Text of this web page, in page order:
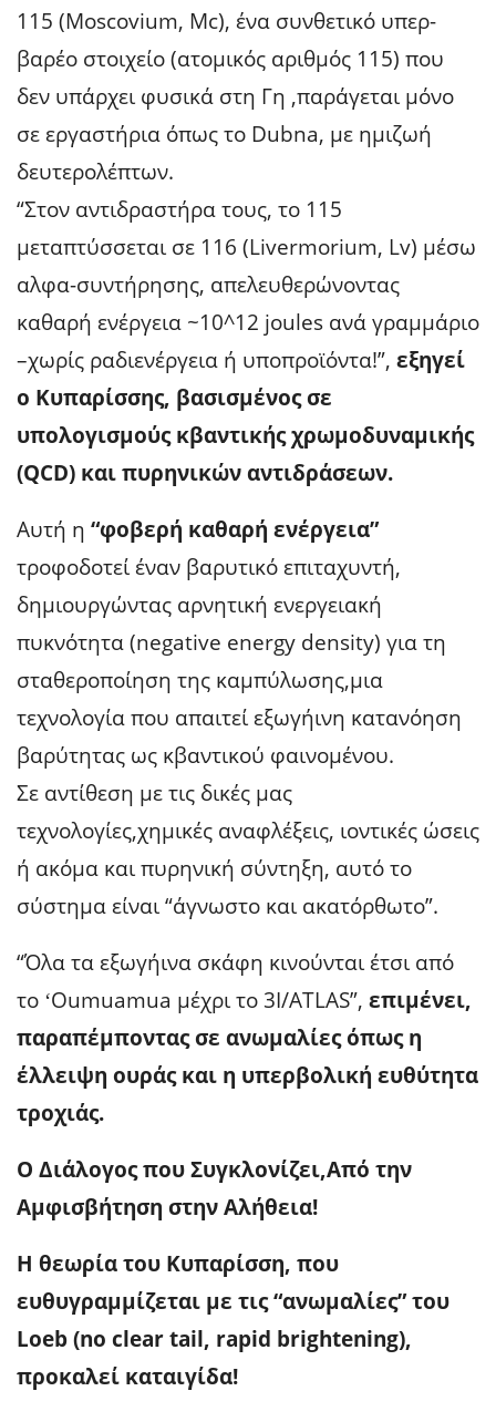
115 (Moscovium, Mc), ένα συνθετικό υπερ-
βαρέο στοιχείο (ατομικός αριθμός 115) που
δεν υπάρχει φυσικά στη Γη ,παράγεται μόνο
σε εργαστήρια όπως το Dubna, με ημιζωή
δευτερολέπτων.
“Στον αντιδραστήρα τους, το 115
μεταπτύσσεται σε 116 (Livermorium, Lv) μέσω
αλφα-συντήρησης, απελευθερώνοντας
καθαρή ενέργεια ~10^12 joules ανά γραμμάριο
–χωρίς ραδιενέργεια ή υποπροϊόντα!”, εξηγεί
ο Κυπαρίσσης, βασισμένος σε
υπολογισμούς κβαντικής χρωμοδυναμικής
(QCD) και πυρηνικών αντιδράσεων.
Αυτή η “φοβερή καθαρή ενέργεια”
τροφοδοτεί έναν βαρυτικό επιταχυντή,
δημιουργώντας αρνητική ενεργειακή
πυκνότητα (negative energy density) για τη
σταθεροποίηση της καμπύλωσης,μια
τεχνολογία που απαιτεί εξωγήινη κατανόηση
βαρύτητας ως κβαντικού φαινομένου.
Σε αντίθεση με τις δικές μας
τεχνολογίες,χημικές αναφλέξεις, ιοντικές ώσεις
ή ακόμα και πυρηνική σύντηξη, αυτό το
σύστημα είναι “άγνωστο και ακατόρθωτο”.
“Όλα τα εξωγήινα σκάφη κινούνται έτσι από
το ʻOumuamua μέχρι το 3I/ATLAS”, επιμένει,
παραπέμποντας σε ανωμαλίες όπως η
έλλειψη ουράς και η υπερβολική ευθύτητα
τροχιάς.
Ο Διάλογος που Συγκλονίζει,Από την
Αμφισβήτηση στην Αλήθεια!
Η θεωρία του Κυπαρίσση, που
ευθυγραμμίζεται με τις “ανωμαλίες” του
Loeb (no clear tail, rapid brightening),
προκαλεί καταιγίδα!